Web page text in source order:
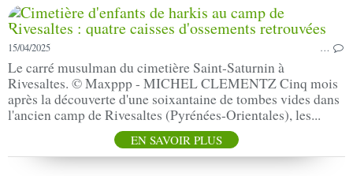
15/04/2025 …
Le carré musulman du cimetière Saint-Saturnin à
Rivesaltes. © Maxppp - MICHEL CLEMENTZ Cinq mois
après la découverte d'une soixantaine de tombes vides dans
l'ancien camp de Rivesaltes (Pyrénées-Orientales), les...
EN SAVOIR PLUS